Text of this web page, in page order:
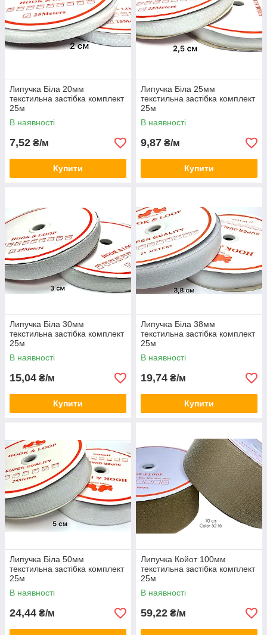
Липучка Біла 20мм
текстильна застібка комплект
25м
В наявності
7,52 ₴/м
Купити
Липучка Біла 25мм
текстильна застібка комплект
25м
В наявності
9,87 ₴/м
Купити
Липучка Біла 30мм
текстильна застібка комплект
25м
В наявності
15,04 ₴/м
Купити
Липучка Біла 38мм
текстильна застібка комплект
25м
В наявності
19,74 ₴/м
Купити
Липучка Біла 50мм
текстильна застібка комплект
25м
В наявності
24,44 ₴/м
Липучка Койот 100мм
текстильна застібка комплект
25м
В наявності
59,22 ₴/м